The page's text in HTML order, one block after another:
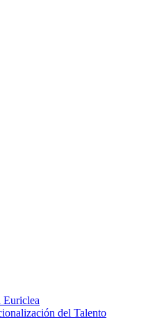
Euriclea
del Talento